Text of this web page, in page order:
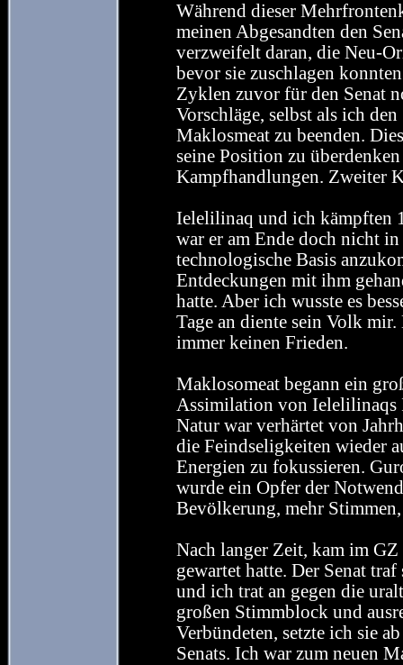
Während dieser
meinen Abgesandten den
verzweifelt daran, die Neu-
bevor sie zuschlagen
Zyklen zuvor für den Senat
Vorschläge, selbst als ich
Maklosmeat zu beenden.
seine Position zu
Kampfhandlungen. Zweiter
Ielelilinaq und ich kämpften
war er am Ende doch nicht
technologische Basis
Entdeckungen mit ihm
hatte. Aber ich wusste es
Tage an diente sein Volk
immer keinen Frieden.
Maklosomeat begann ein
Assimilation von Ielelilinaqs
Natur war verhärtet von
die Feindseligkeiten wieder
Energien zu fokussieren.
wurde ein Opfer der
Bevölkerung, mehr
Nach langer Zeit, kam im
gewartet hatte. Der Senat
und ich trat an gegen die
großen Stimmblock und
Verbündeten, setzte ich sie
Senats. Ich war zum neuen